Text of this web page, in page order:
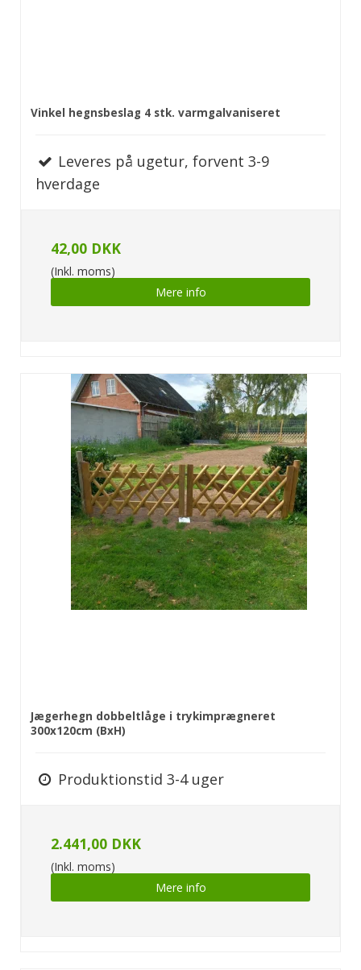
Vinkel hegnsbeslag 4 stk. varmgalvaniseret
Leveres på ugetur, forvent 3-9
hverdage
42,00 DKK
(Inkl. moms)
Mere info
Jægerhegn dobbeltlåge i trykimprægneret
300x120cm (BxH)
Produktionstid 3-4 uger
2.441,00 DKK
(Inkl. moms)
Mere info